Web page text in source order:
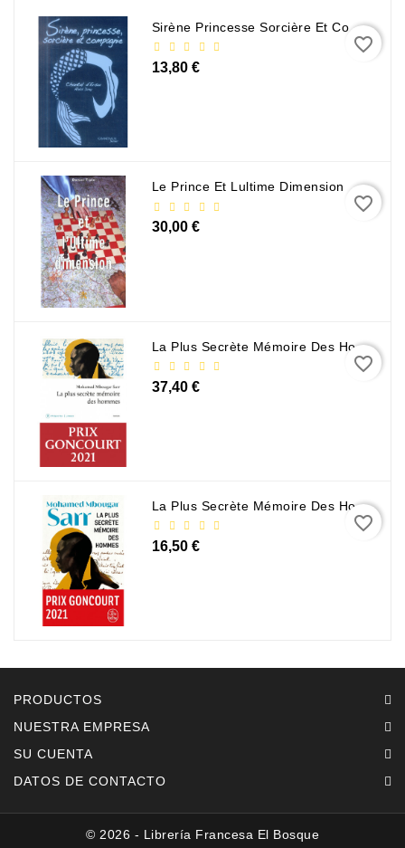
Sirène Princesse Sorcière Et Compagnie
13,80 €
favorite_border
Le Prince Et Lultime Dimension
30,00 €
favorite_border
La Plus Secrète Mémoire Des Hommes - Mohamed Mbougar Sarr
37,40 €
favorite_border
La Plus Secrète Mémoire Des Hommes - Mohamed Mbougar Sarr
16,50 €
favorite_border
PRODUCTOS
NUESTRA EMPRESA
SU CUENTA
DATOS DE CONTACTO
© 2026 - Librería Francesa El Bosque